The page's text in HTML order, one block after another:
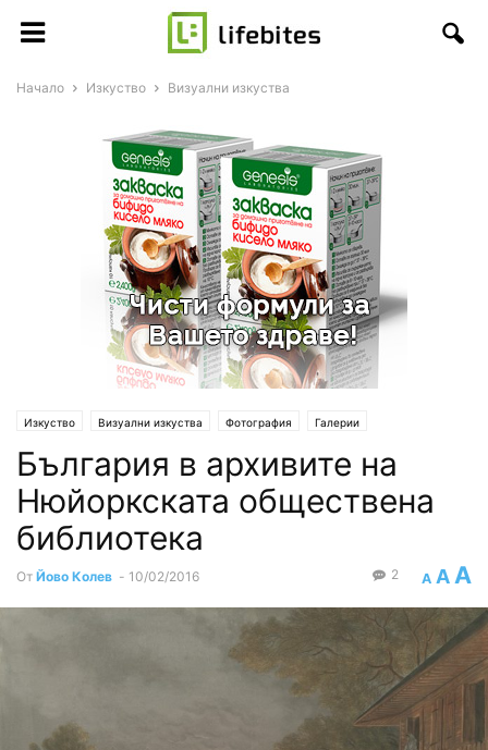
Начало Изкуство Визуални изкуства
Изкуство Визуални изкуства Фотография Галерии
България в архивите на
Нюйоркската обществена
библиотека
От Йово Колев - 10/02/2016 A A A
2